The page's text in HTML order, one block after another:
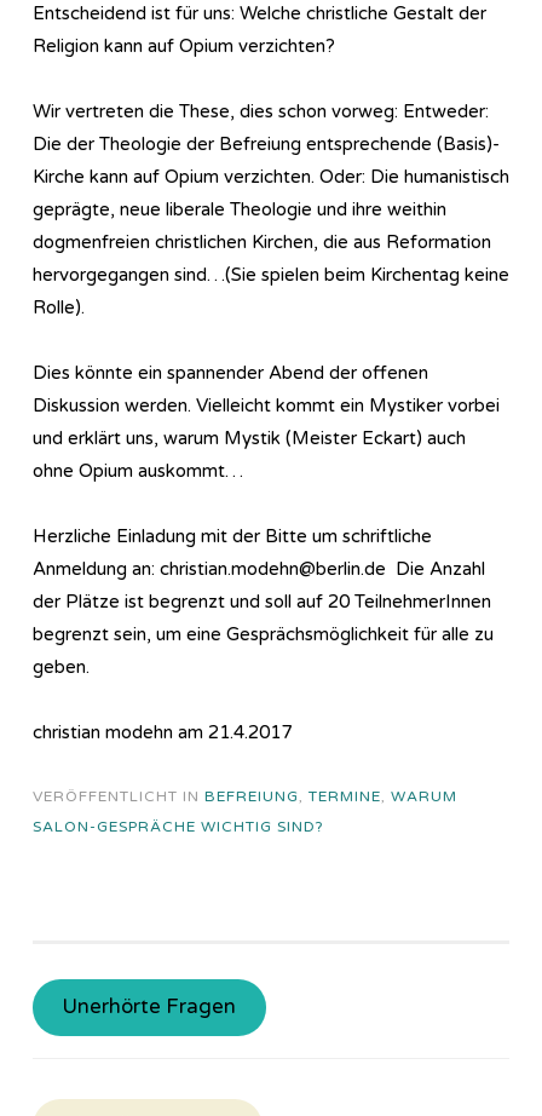
Entscheidend ist für uns: Welche christliche Gestalt der
Religion kann auf Opium verzichten?
Wir vertreten die These, dies schon vorweg: Entweder:
Die der Theologie der Befreiung entsprechende (Basis)-
Kirche kann auf Opium verzichten. Oder: Die humanistisch
geprägte, neue liberale Theologie und ihre weithin
dogmenfreien christlichen Kirchen, die aus Reformation
hervorgegangen sind…(Sie spielen beim Kirchentag keine
Rolle).
Dies könnte ein spannender Abend der offenen
Diskussion werden. Vielleicht kommt ein Mystiker vorbei
und erklärt uns, warum Mystik (Meister Eckart) auch
ohne Opium auskommt…
Herzliche Einladung mit der Bitte um schriftliche
Anmeldung an: christian.modehn@berlin.de Die Anzahl
der Plätze ist begrenzt und soll auf 20 TeilnehmerInnen
begrenzt sein, um eine Gesprächsmöglichkeit für alle zu
geben.
christian modehn am 21.4.2017
VERÖFFENTLICHT IN BEFREIUNG, TERMINE, WARUM
SALON-GESPRÄCHE WICHTIG SIND?
Unerhörte Fragen